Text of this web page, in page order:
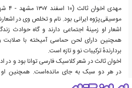
موسیقی‌پژوه ایرانی بود. نام و تخلص وی در
اشعار او زمینهٔ اجتماعی دارند و گاه حوادث
همچنین دارای لحن حماسی آمیخته با صلابت
بردارندهٔ ترکیبات نو و تازه است.
اخوان ثالث در شعر کلاسیک فارسی توانا بود و در
در هر دو سبک به جای مانده‌است. همچنین او
موسیقایی بود.